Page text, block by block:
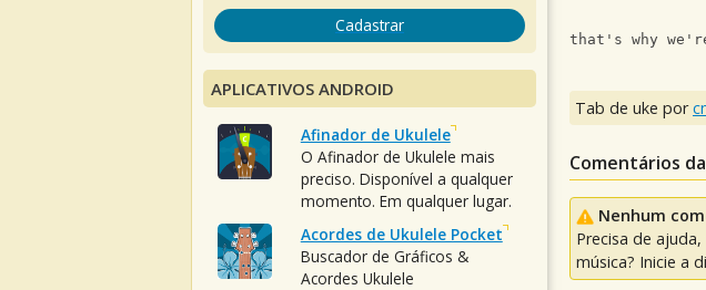
that's why
Tab de uke por
Comentários
Nenhum
Precisa de
música? Inicie a
Cadastrar
APLICATIVOS ANDROID
Afinador de Ukulele
O Afinador de Ukulele mais
preciso. Disponível a qualquer
momento. Em qualquer lugar.
Acordes de Ukulele Pocket
Buscador de Gráficos &
Acordes Ukulele